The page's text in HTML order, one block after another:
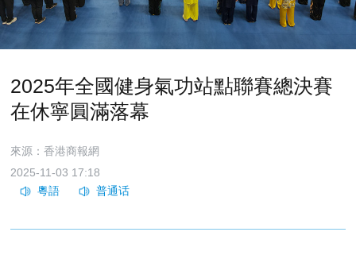
2025年全國健身氣功站點聯賽總決賽
在休寧圓滿落幕
來源：香港商報網
2025-11-03 17:18